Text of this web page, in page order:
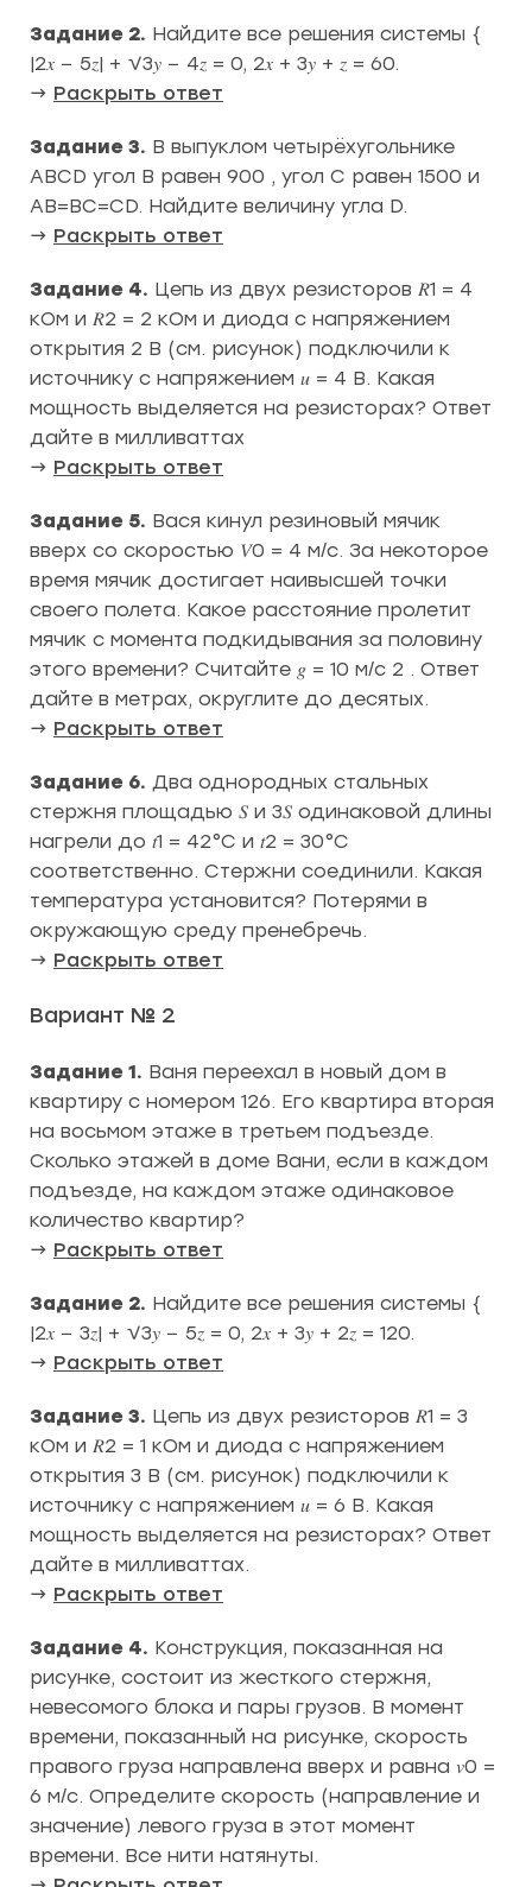
Задание 2. Найдите все решения системы {
|2𝑥 − 5𝑧| + √3𝑦 − 4𝑧 = 0, 2𝑥 + 3𝑦 + 𝑧 = 60.
→ Раскрыть ответ
Задание 3. В выпуклом четырёхугольнике
ABCD угол В равен 900 , угол С равен 1500 и
AB=BC=CD. Найдите величину угла D.
→ Раскрыть ответ
Задание 4. Цепь из двух резисторов 𝑅1 = 4
кОм и 𝑅2 = 2 кОм и диода с напряжением
открытия 2 В (см. рисунок) подключили к
источнику с напряжением 𝑢 = 4 В. Какая
мощность выделяется на резисторах? Ответ
дайте в милливаттах
→ Раскрыть ответ
Задание 5. Вася кинул резиновый мячик
вверх со скоростью 𝑉0 = 4 м/с. За некоторое
время мячик достигает наивысшей точки
своего полета. Какое расстояние пролетит
мячик с момента подкидывания за половину
этого времени? Считайте 𝑔 = 10 м/с 2 . Ответ
дайте в метрах, округлите до десятых.
→ Раскрыть ответ
Задание 6. Два однородных стальных
стержня площадью 𝑆 и 3𝑆 одинаковой длины
нагрели до 𝑡1 = 42°С и 𝑡2 = 30°С
соответственно. Стержни соединили. Какая
температура установится? Потерями в
окружающую среду пренебречь.
→ Раскрыть ответ
Вариант № 2
Задание 1. Ваня переехал в новый дом в
квартиру с номером 126. Его квартира вторая
на восьмом этаже в третьем подъезде.
Сколько этажей в доме Вани, если в каждом
подъезде, на каждом этаже одинаковое
количество квартир?
→ Раскрыть ответ
Задание 2. Найдите все решения системы {
|2𝑥 − 3𝑧| + √3𝑦 − 5𝑧 = 0, 2𝑥 + 3𝑦 + 2𝑧 = 120.
→ Раскрыть ответ
Задание 3. Цепь из двух резисторов 𝑅1 = 3
кОм и 𝑅2 = 1 кОм и диода с напряжением
открытия 3 В (см. рисунок) подключили к
источнику с напряжением 𝑢 = 6 В. Какая
мощность выделяется на резисторах? Ответ
дайте в милливаттах.
→ Раскрыть ответ
Задание 4. Конструкция, показанная на
рисунке, состоит из жесткого стержня,
невесомого блока и пары грузов. В момент
времени, показанный на рисунке, скорость
правого груза направлена вверх и равна 𝑣0 =
6 м/с. Определите скорость (направление и
значение) левого груза в этот момент
времени. Все нити натянуты.